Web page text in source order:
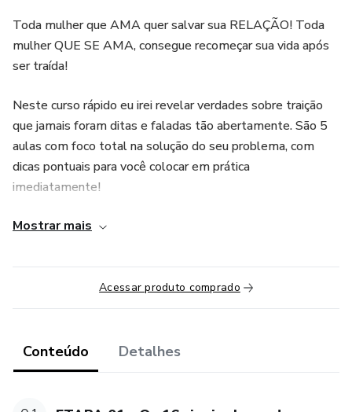
Toda mulher que AMA quer salvar sua RELAÇÃO! Toda
mulher QUE SE AMA, consegue recomeçar sua vida após
ser traída!
Neste curso rápido eu irei revelar verdades sobre traição
que jamais foram ditas e faladas tão abertamente. São 5
aulas com foco total na solução do seu problema, com
dicas pontuais para você colocar em prática
imediatamente!
AULA 01: DESCUBRA SE VOCÊ ESTÁ SENDO TRAÍDA
AULA 02: 13 MOTIVOS QUE LEVAM A TRAIÇÃO
AULA 03: COMO SALVAR A RELAÇÃO APÓS A
Mostrar mais
Acessar produto comprado
Conteúdo Detalhes